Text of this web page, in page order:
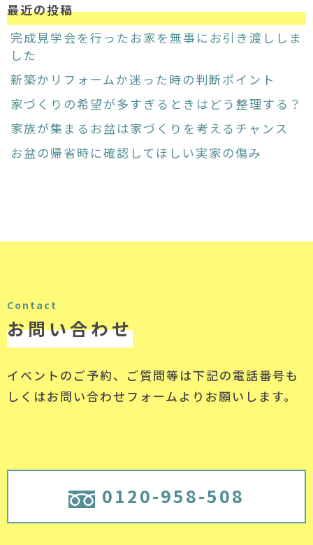
最近の投稿
完成見学会を行ったお家を無事にお引き渡ししま
した
新築かリフォームか迷った時の判断ポイント
家づくりの希望が多すぎるときはどう整理する？
家族が集まるお盆は家づくりを考えるチャンス
お盆の帰省時に確認してほしい実家の傷み
Contact
お問い合わせ
イベントのご予約、ご質問等は下記の電話番号も
しくはお問い合わせフォームよりお願いします。
0120-958-508